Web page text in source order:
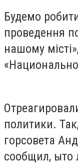
Будемо
проведення
нашому
политики.
горсовета
сообщил, ыто